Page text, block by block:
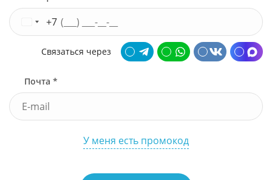
+7
Связаться через
Почта *
У меня есть промокод